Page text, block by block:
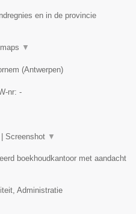
en in de provincie
▼
(Antwerpen)
nr: -
Screenshot ▼
boekhoudkantoor met aandacht
Administratie